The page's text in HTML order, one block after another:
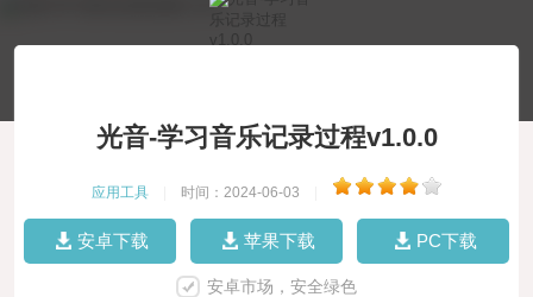
光音-学习音乐记录过程v1.0.0
应用工具 时间：2024-06-03
安卓下载 苹果下载 PC下载
安卓市场，安全绿色